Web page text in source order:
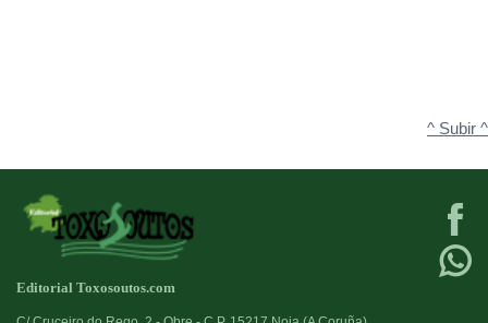
^ Subir ^
Editorial Toxosoutos.com